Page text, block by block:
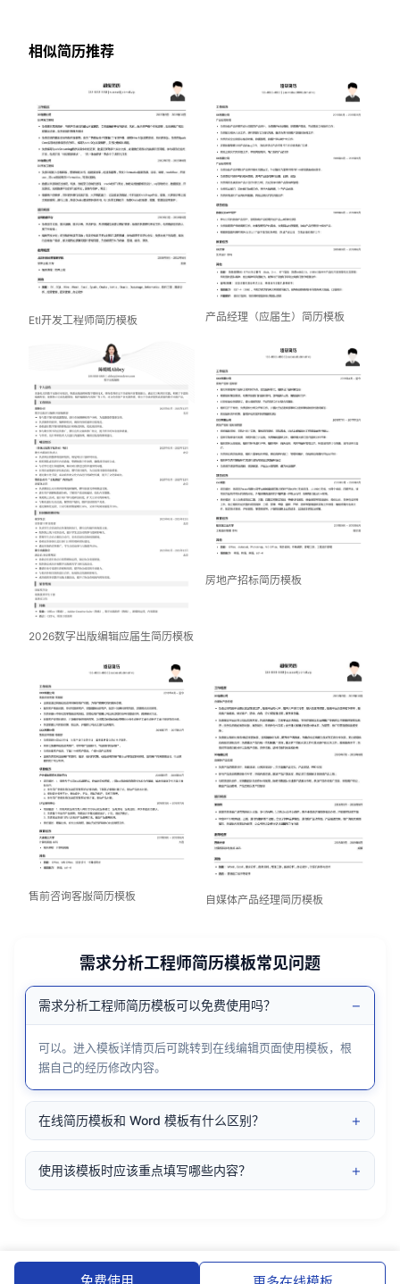
相似简历推荐
Etl开发工程师简历模板 产品经理（应届生）简历模板
2026数字出版编辑应届生简历模板
房地产招标简历模板
售前咨询客服简历模板 自媒体产品经理简历模板
需求分析工程师简历模板常见问题
需求分析工程师简历模板可以免费使用吗？ −
可以。进入模板详情页后可跳转到在线编辑页面使用模板，根
据自己的经历修改内容。
在线简历模板和 Word 模板有什么区别？ +
使用该模板时应该重点填写哪些内容？ +